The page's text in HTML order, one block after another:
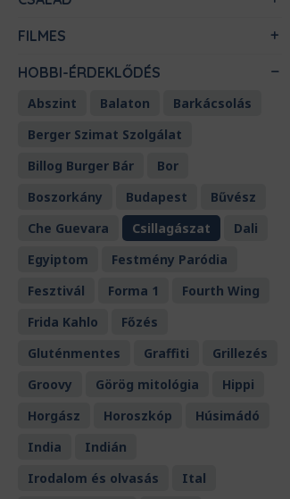
FILMES
HOBBI-ÉRDEKLŐDÉS
Abszint Balaton
Barkácsolás
Berger Szimat Szolgálat
Billog Burger Bár
Bor
Boszorkány
Budapest
Bűvész
Che Guevara
Csillagászat
Dali
Egyiptom
Festmény Paródia
Fesztivál
Forma 1
Fourth Wing
Frida Kahlo
Főzés
Gluténmentes
Graffiti
Grillezés
Groovy
Görög mitológia
Hippi
Horgász
Horoszkóp
Húsimádó
India
Indián
Irodalom és olvasás
Ital